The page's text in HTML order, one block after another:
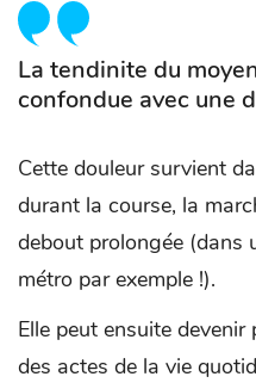
La tendinite du
confondue avec une
Cette douleur survient
durant la course, la
debout prolongée (dans
métro par exemple !).
Elle peut ensuite
des actes de la vie